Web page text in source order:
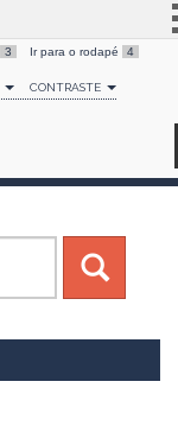
Simplifique!
Comunica BR
Canais
3 Ir para o rodapé 4
CONTRASTE